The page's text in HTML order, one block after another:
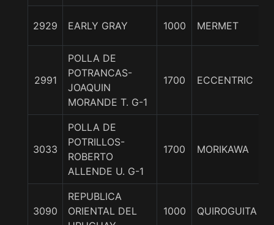
2929 EARLY GRAY 1000 MERMET
2991
POLLA DE
POTRANCAS-
JOAQUIN
MORANDE T. G-1
1700 ECCENTRIC
3033
POLLA DE
POTRILLOS-
ROBERTO
ALLENDE U. G-1
1700 MORIKAWA
3090
REPUBLICA
ORIENTAL DEL
1000 QUIROGUITA